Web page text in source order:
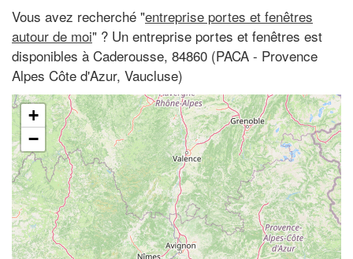
Vous avez recherché "entreprise portes et fenêtres
autour de moi" ? Un entreprise portes et fenêtres est
disponibles à Caderousse, 84860 (PACA - Provence
Alpes Côte d'Azur, Vaucluse)
+
−